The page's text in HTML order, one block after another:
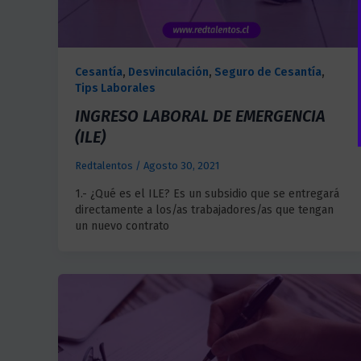
Cesantía, Desvinculación, Seguro de Cesantía,
Tips Laborales
INGRESO LABORAL DE EMERGENCIA
(ILE)
Redtalentos / Agosto 30, 2021
1.- ¿Qué es el ILE? Es un subsidio que se entregará
directamente a los/as trabajadores/as que tengan
un nuevo contrato